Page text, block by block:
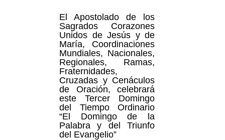
El Apostolado de los
Sagrados Corazones
Unidos de Jesús y de
María, Coordinaciones
Mundiales, Nacionales,
Regionales, Ramas,
Fraternidades,
Cruzadas y Cenáculos
de Oración, celebrará
este Tercer Domingo
del Tiempo Ordinario
“El Domingo de la
Palabra y del Triunfo
del Evangelio”